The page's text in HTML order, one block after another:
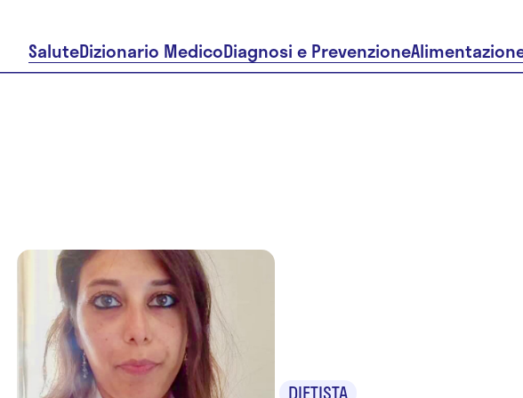
SaluteDizionario MedicoDiagnosi e Prevenzione
DIETISTA